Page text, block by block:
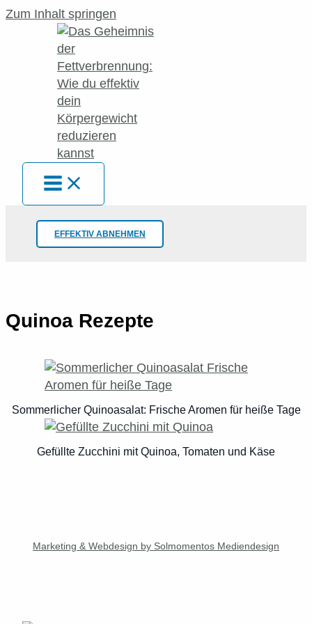
Zum Inhalt springen
EFFEKTIV ABNEHMEN
Quinoa Rezepte
Sommerlicher Quinoasalat: Frische Aromen für heiße Tage
Gefüllte Zucchini mit Quinoa, Tomaten und Käse
Marketing & Webdesign by Solmomentos Mediendesign